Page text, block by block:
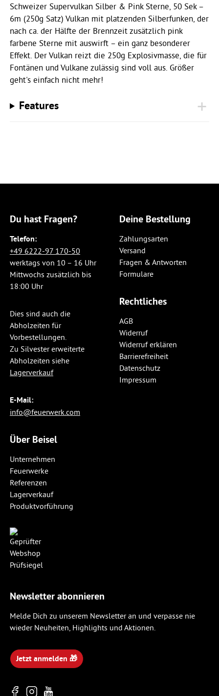
Schweizer Supervulkan Silber & Pink Sterne, 50 Sek –
6m (250g Satz) Vulkan mit platzenden Silberfunken, der
nach ca. der Hälfte der Brennzeit zusätzlich pink
farbene Sterne mit auswirft – ein ganz besonderer
Effekt. Der Vulkan reizt die 250g Explosivmasse, die für
Fontänen und Vulkane zulässig sind voll aus. Größer
geht's einfach nicht mehr!
Features
Du hast Fragen?
Telefon:
+49 6222-97 170-50
werktags von 10 – 16 Uhr
Mittwochs zusätzlich bis
18:00 Uhr
Dies sind auch die
Abholzeiten für
Vorbestellungen.
Zu Silvester erweiterte
Abholzeiten siehe
Lagerverkauf
E-Mail:
info@feuerwerk.com
Deine Bestellung
Zahlungsarten
Versand
Fragen & Antworten
Formulare
Rechtliches
AGB
Widerruf
Widerruf erklären
Barrierefreiheit
Datenschutz
Impressum
Über Beisel
Unternehmen
Feuerwerke
Referenzen
Lagerverkauf
Produktvorführung
Newsletter abonnieren
Melde Dich zu unserem Newsletter an und verpasse nie
wieder Neuheiten, Highlights und Aktionen.
Jetzt anmelden 🎁